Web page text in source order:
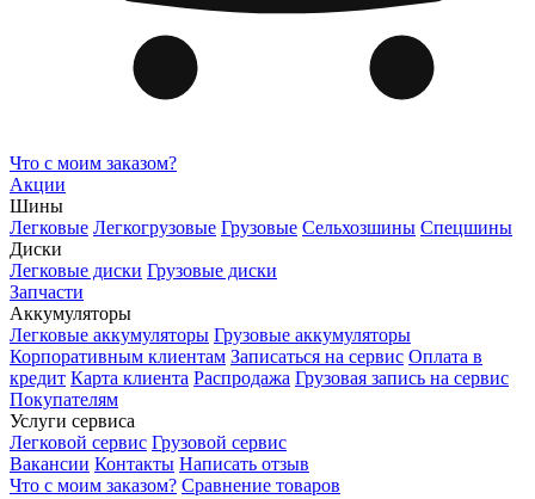
Что с моим заказом?
Акции
Шины
Легковые Легкогрузовые Грузовые Сельхозшины Спецшины
Диски
Легковые диски Грузовые диски
Запчасти
Аккумуляторы
Легковые аккумуляторы Грузовые аккумуляторы
Корпоративным клиентам Записаться на сервис Оплата в
кредит Карта клиента Распродажа Грузовая запись на сервис
Покупателям
Услуги сервиса
Легковой сервис Грузовой сервис
Вакансии Контакты Написать отзыв
Что с моим заказом? Сравнение товаров